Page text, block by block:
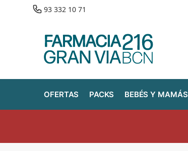
93 332 10 71
OFERTAS PACKS BEBÉS Y MAMÁS